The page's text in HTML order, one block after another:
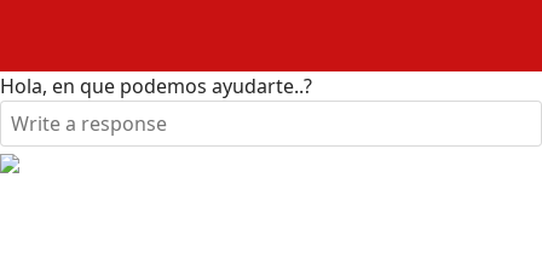
Hola, en que podemos ayudarte..?